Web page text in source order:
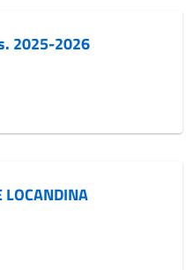
2025-2026
LOCANDINA